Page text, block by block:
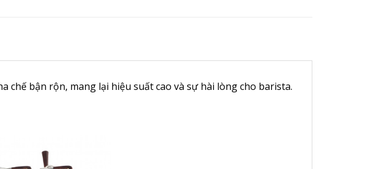
chế bận rộn, mang lại hiệu suất cao và sự hài lòng cho barista.